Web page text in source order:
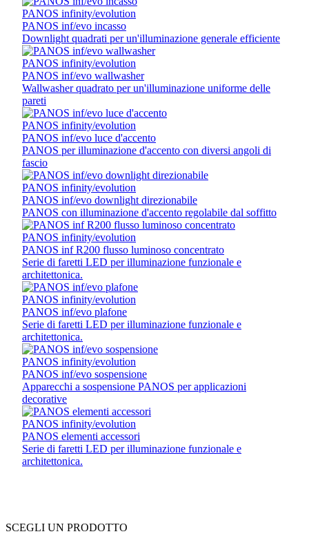
PANOS infinity/evolution
PANOS inf/evo incasso
Downlight quadrati per un'illuminazione generale efficiente
PANOS infinity/evolution
PANOS inf/evo wallwasher
Wallwasher quadrato per un'illuminazione uniforme delle
pareti
PANOS infinity/evolution
PANOS inf/evo luce d'accento
PANOS per illuminazione d'accento con diversi angoli di
fascio
PANOS infinity/evolution
PANOS inf/evo downlight direzionabile
PANOS con illuminazione d'accento regolabile dal soffitto
PANOS infinity/evolution
PANOS inf R200 flusso luminoso concentrato
Serie di faretti LED per illuminazione funzionale e
architettonica.
PANOS infinity/evolution
PANOS inf/evo plafone
Serie di faretti LED per illuminazione funzionale e
architettonica.
PANOS infinity/evolution
PANOS inf/evo sospensione
Apparecchi a sospensione PANOS per applicazioni
decorative
PANOS infinity/evolution
PANOS elementi accessori
Serie di faretti LED per illuminazione funzionale e
architettonica.
SCEGLI UN PRODOTTO